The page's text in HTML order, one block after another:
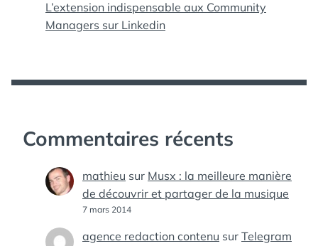
L’extension indispensable aux Community
Managers sur Linkedin
Commentaires récents
mathieu sur Musx : la meilleure manière
de découvrir et partager de la musique
7 mars 2014
agence redaction contenu sur Telegram